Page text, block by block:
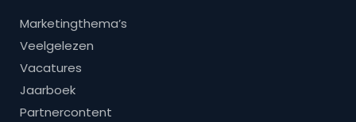
Marketingthema’s
Veelgelezen
Vacatures
Jaarboek
Partnercontent